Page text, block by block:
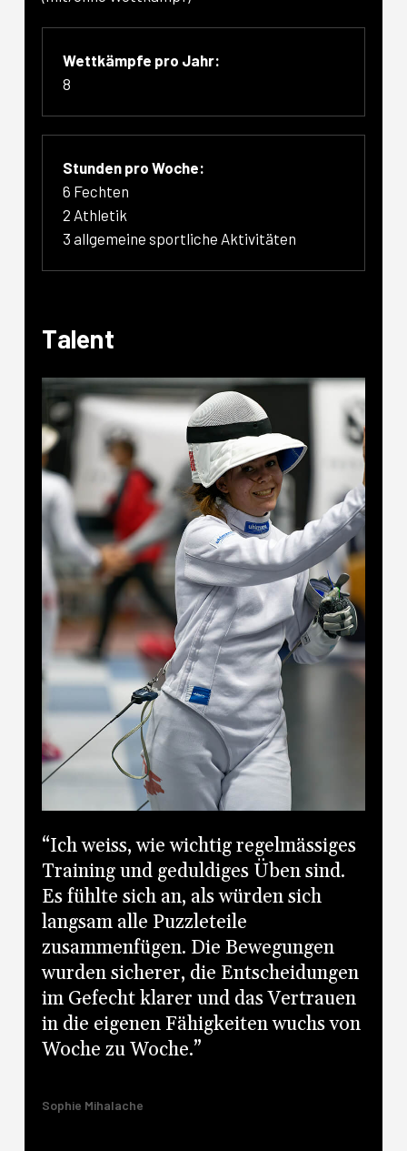
Wettkämpfe pro Jahr:
8
Stunden pro Woche:
6 Fechten
2 Athletik
3 allgemeine sportliche Aktivitäten
Talent
“Ich weiss, wie wichtig regelmässiges
Training und geduldiges Üben sind.
Es fühlte sich an, als würden sich
langsam alle Puzzleteile
zusammenfügen. Die Bewegungen
wurden sicherer, die Entscheidungen
im Gefecht klarer und das Vertrauen
in die eigenen Fähigkeiten wuchs von
Woche zu Woche.”
Sophie Mihalache